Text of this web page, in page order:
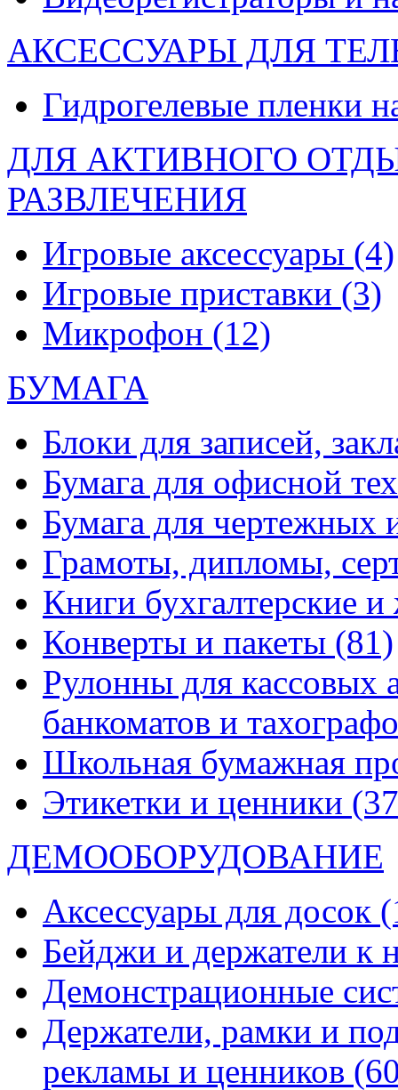
АКСЕССУАРЫ ДЛЯ
Гидрогелевые пленки
ДЛЯ АКТИВНОГО
РАЗВЛЕЧЕНИЯ
Игровые аксессуары (4)
Игровые приставки (3)
Микрофон (12)
БУМАГА
Блоки для записей,
Бумага для офисной
Бумага для чертежных
Грамоты, дипломы,
Книги бухгалтерские
Конверты и пакеты (81)
Рулонны для кассовых
банкоматов и
Школьная бумажная
Этикетки и ценники
ДЕМООБОРУДОВАНИЕ
Аксессуары для досок
Бейджи и держатели к
Демонстрационные
Держатели, рамки и
рекламы и ценников